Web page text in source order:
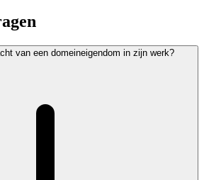
van een domeineigendom in zijn werk?